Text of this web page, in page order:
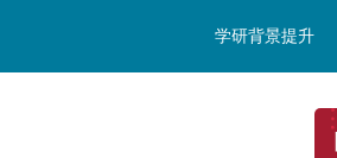
学研背景提升